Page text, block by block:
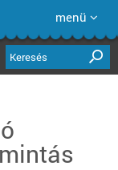
menü
Keresés